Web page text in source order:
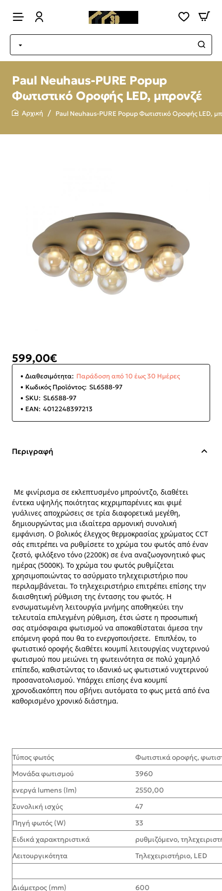
Paul Neuhaus-PURE Popup
Φωτιστικό Οροφής LED, μπρονζέ
Paul Neuhaus-PURE Popup Φωτιστικό Οροφής LED,
599,00€
Διαθεσιμότητα: Παράδοση από 10 έως 30 Ημέρες
Κωδικός Προϊόντος: SL6588-97
SKU: SL6588-97
EAN: 4012248397213
Περιγραφή
Με φινίρισμα σε εκλεπτυσμένο μπρούντζο, διαθέτει
έντεκα υψηλής ποιότητας κεχριμπαρένιες και φιμέ
γυάλινες αποχρώσεις σε τρία διαφορετικά μεγέθη,
δημιουργώντας μια ιδιαίτερα αρμονική συνολική
εμφάνιση. Ο βολικός έλεγχος θερμοκρασίας χρώματος CCT
σάς επιτρέπει να ρυθμίσετε το χρώμα του φωτός από έναν
ζεστό, φιλόξενο τόνο (2200K) σε ένα αναζωογονητικό φως
ημέρας (5000K). Το χρώμα του φωτός ρυθμίζεται
χρησιμοποιώντας το ασύρματο τηλεχειριστήριο που
περιλαμβάνεται. Το τηλεχειριστήριο επιτρέπει επίσης την
διαισθητική ρύθμιση της έντασης του φωτός. Η
ενσωματωμένη λειτουργία μνήμης αποθηκεύει την
τελευταία επιλεγμένη ρύθμιση, έτσι ώστε η προσωπική
σας ατμόσφαιρα φωτισμού να αποκαθίσταται άμεσα την
επόμενη φορά που θα το ενεργοποιήσετε. Επιπλέον, το
φωτιστικό οροφής διαθέτει κουμπί λειτουργίας νυχτερινού
φωτισμού που μειώνει τη φωτεινότητα σε πολύ χαμηλό
επίπεδο, καθιστώντας το ιδανικό ως φωτιστικό νυχτερινού
προσανατολισμού. Υπάρχει επίσης ένα κουμπί
χρονοδιακόπτη που σβήνει αυτόματα το φως μετά από ένα
καθορισμένο χρονικό διάστημα.
Τύπος φωτός
Φωτιστικά οροφής,
Μονάδα φωτισμού
3960
ενεργά lumens (lm)
2550,00
Συνολική ισχύς
47
Πηγή φωτός (W)
33
Ειδικά χαρακτηριστικά
ρυθμιζόμενο,
Λειτουργικότητα
Τηλεχειριστήριο, LED
Διάμετρος (mm) 600